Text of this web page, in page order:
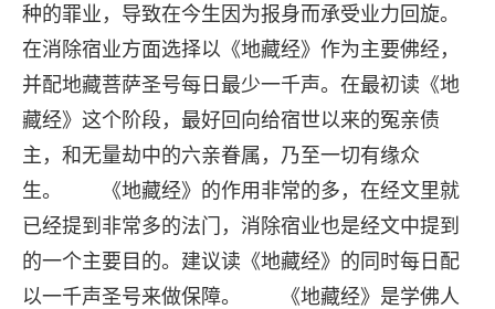
种的罪业，导致在今生因为报身而承受业力回旋。
在消除宿业方面选择以《地藏经》作为主要佛经，
并配地藏菩萨圣号每日最少一千声。在最初读《地
藏经》这个阶段，最好回向给宿世以来的冤亲债
主，和无量劫中的六亲眷属，乃至一切有缘众
生。 《地藏经》的作用非常的多，在经文里就
已经提到非常多的法门，消除宿业也是经文中提到
的一个主要目的。建议读《地藏经》的同时每日配
以一千声圣号来做保障。 《地藏经》是学佛人